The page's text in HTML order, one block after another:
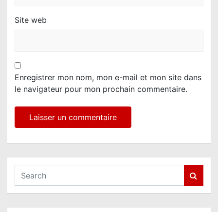
Site web
Enregistrer mon nom, mon e-mail et mon site dans
le navigateur pour mon prochain commentaire.
a